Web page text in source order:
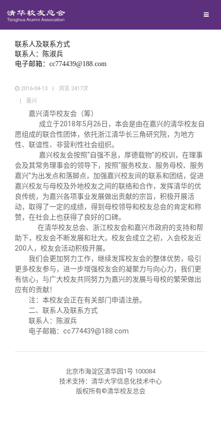
捐赠新闻
捐赠纪事
捐赠方法
义工计划
《清华校友通讯》
《水木清华》
我要订阅
新媒体平台
百年清华
清华人物
清华故事
青春风采
校友文苑
校友讲坛
校友视界
校友服务
终身学习
信息化服务
三创大赛
实用信息
校友总会
总会简介
会长致辞
总会章程
理事会名单
联系我们
关闭
联系人及联系方式
联系人：陈淑兵
电子邮箱：cc774439@188.com
2016-04-13 | 浏览 2417次
|
嘉兴
嘉兴清华校友会（筹）
成立于2018年5月26日，本会是由在嘉兴的清华校友自
愿组成的联合性团体，依托浙江清华长三角研究院，为地方
性、联谊性、非营利性社会组织。
嘉兴校友会按照“自强不息，厚德载物”的校训，在理事
会及其常务理事会的领导下，按照“服务校友、服务母校、服务
嘉兴”为出发点和落脚点，加强嘉兴校友间的联系和团结，促进
嘉兴校友与母校及外地校友之间的联络和合作，发挥清华的优
良传统，为嘉兴各项事业发展做出贡献的宗旨，积极开展活
动，取得了一定的成绩，得到母校领导和校友总会的肯定和称
赞，在社会上也获得了良好的口碑。
在清华校友总会、浙江校友会和嘉兴市政府的支持和帮
助下，校友会不断发展和壮大。校友会成立之初，入会校友近
200人，校友会活动积极开展。
我们会更加努力工作，继续发挥校友会的整体优势，吸引
更多校友参与，进一步增强校友会的凝聚力与向心力，我们更
有信心，与广大校友共同努力为嘉兴的发展与母校的繁荣做出
应有的贡献！
注：本校友会正在有关部门申请注册。
二、联系人及联系方式
联系人：陈淑兵
电子邮箱：cc774439@188.com
北京市海淀区清华园1号 100084
技术支持：清华大学信息化技术中心
版权所有©清华校友总会